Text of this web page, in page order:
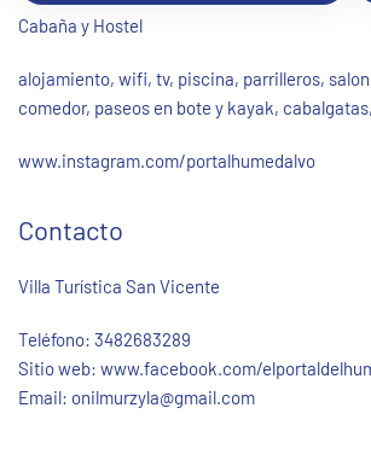
Cabaña y Hostel
alojamiento, wifi, tv, piscina, parrilleros,
comedor, paseos en bote y kayak,
www.instagram.com/portalhumedalvo
Contacto
Villa Turística San Vicente
Teléfono: 3482683289
Sitio web: www.facebook.com/
Email: onilmurzyla@gmail.com